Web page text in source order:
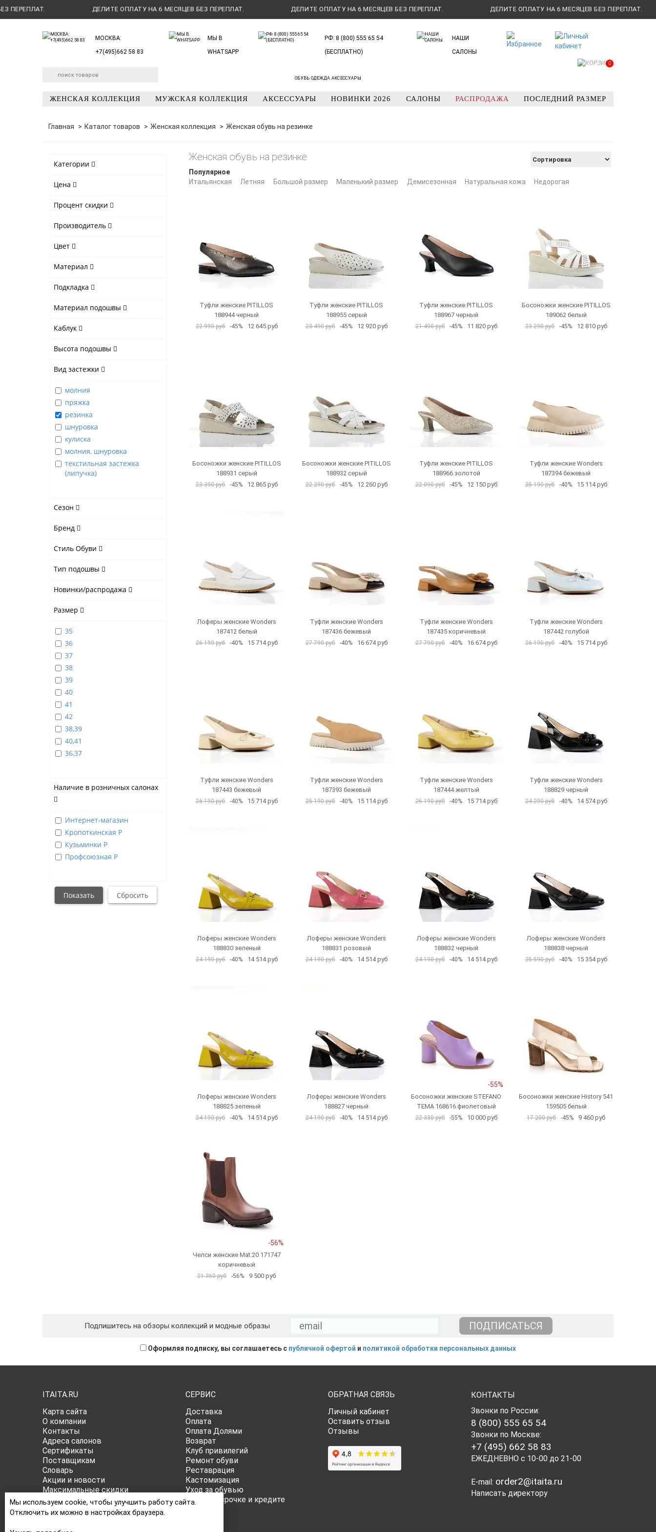
ДЕЛИТЕ ОПЛАТУ НА 6 МЕСЯЦЕВ БЕЗ ПЕРЕПЛАТ. ДЕЛИТЕ ОПЛАТУ НА 6 МЕСЯЦЕВ БЕЗ ПЕРЕПЛАТ. ДЕЛИТЕ ОПЛАТУ НА 6 МЕСЯЦЕВ БЕЗ ПЕРЕПЛАТ.
МОСКВА:
+7(495)662 58 83
МЫ В
WHATSAPP
РФ: 8 (800) 555 65 54
(БЕСПЛАТНО)
НАШИ
САЛОНЫ
ОБУВЬ ОДЕЖДА АКСЕССУАРЫ
0
ЖЕНСКАЯ КОЛЛЕКЦИЯ МУЖСКАЯ КОЛЛЕКЦИЯ АКСЕССУАРЫ НОВИНКИ 2026 САЛОНЫ РАСПРОДАЖА ПОСЛЕДНИЙ РАЗМЕР
Главная Каталог товаров Женская коллекция Женская обувь на резинке
Категории
Цена
Процент скидки
Производитель
Цвет
Материал
Подкладка
Материал подошвы
Каблук
Высота подошвы
Вид застежки
молния
пряжка
резинка
шнуровка
кулиска
молния, шнуровка
текстильная застежка
(липучка)
Сезон
Бренд
Стиль Обуви
Тип подошвы
Новинки/распродажа
Размер
35
36
37
38
39
40
41
42
38,39
40,41
36,37
Наличие в розничных салонах
Интернет-магазин
Кропоткинская Р
Кузьминки Р
Профсоюзная Р
Популярное
Итальянская
Летняя Большой размер Маленький размер Демисезонная Натуральная кожа Недорогая
Женская обувь на резинке
Туфли женские PITILLOS
188944 черный
22 990 руб -45% 12 645 руб
Туфли женские PITILLOS
188955 серый
23 490 руб -45% 12 920 руб
Туфли женские PITILLOS
188967 черный
21 490 руб -45% 11 820 руб
Босоножки женские PITILLOS
189062 белый
23 290 руб -45% 12 810 руб
Босоножки женские PITILLOS
188931 серый
23 390 руб -45% 12 865 руб
Босоножки женские PITILLOS
188932 серый
22 290 руб -45% 12 260 руб
Туфли женские PITILLOS
188966 золотой
22 090 руб -45% 12 150 руб
Туфли женские Wonders
187394 бежевый
25 190 руб -40% 15 114 руб
Лоферы женские Wonders
187412 белый
26 190 руб -40% 15 714 руб
Туфли женские Wonders
187436 бежевый
27 790 руб -40% 16 674 руб
Туфли женские Wonders
187435 коричневый
27 790 руб -40% 16 674 руб
Туфли женские Wonders
187442 голубой
26 190 руб -40% 15 714 руб
Туфли женские Wonders
187443 бежевый
26 190 руб -40% 15 714 руб
Туфли женские Wonders
187393 бежевый
25 190 руб -40% 15 114 руб
Туфли женские Wonders
187444 желтый
26 190 руб -40% 15 714 руб
Туфли женские Wonders
188829 черный
24 290 руб -40% 14 574 руб
Лоферы женские Wonders
188830 зеленый
24 190 руб -40% 14 514 руб
Лоферы женские Wonders
188831 розовый
24 190 руб -40% 14 514 руб
Лоферы женские Wonders
188832 черный
24 190 руб -40% 14 514 руб
Лоферы женские Wonders
188838 черный
25 590 руб -40% 15 354 руб
Лоферы женские Wonders
188825 зеленый
24 190 руб -40% 14 514 руб
Лоферы женские Wonders
188827 черный
24 190 руб -40% 14 514 руб
-55%
Босоножки женские STEFANO
TEMA 168616 фиолетовый
22 330 руб -55% 10 000 руб
Босоножки женские History 541
159505 белый
17 200 руб -45% 9 460 руб
-56%
Челси женские Mat:20 171747
коричневый
21 360 руб -56% 9 500 руб
Подпишитесь на обзоры коллекций и модные образы
Оформляя подписку, вы соглашаетесь с публичной офертой и политикой обработки персональных данных
ITAITA.RU
Карта сайта
О компании
Контакты
Адреса салонов
Сертификаты
Поставщикам
Словарь
Акции и новости
Максимальные скидки
Публичная оферта
Политика конфиденциальности
СЕРВИС
Доставка
Оплата
Оплата Долями
Возврат
Клуб привилегий
Ремонт обуви
Реставрация
Кастомизация
Уход за обувью
Все о рассрочке и кредите
ОБРАТНАЯ СВЯЗЬ
Личный кабинет
Оставить отзыв
Отзывы
КОНТАКТЫ
Звонки по России:
8 (800) 555 65 54
Звонки по Москве:
+7 (495) 662 58 83
ЕЖЕДНЕВНО с 10-00 до 21-00
E-mail: order2@itaita.ru
Написать директору
Мы используем cookie, чтобы улучшить работу сайта.
Отключить их можно в настройках браузера.